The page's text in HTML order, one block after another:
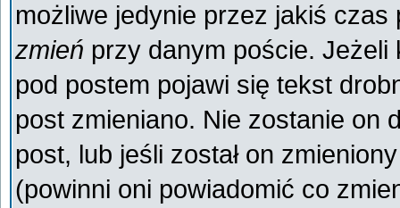
możliwe jedynie przez jakiś
zmień przy danym poście. Jeżeli
pod postem pojawi się tekst
post zmieniano. Nie zostanie on
post, lub jeśli został on
(powinni oni powiadomić co